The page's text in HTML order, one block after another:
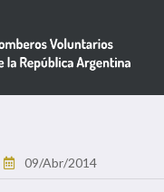
09/Abr/2014